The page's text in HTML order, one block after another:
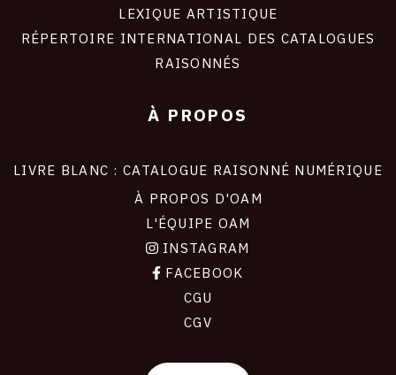
LEXIQUE ARTISTIQUE
RÉPERTOIRE INTERNATIONAL DES CATALOGUES
RAISONNÉS
À PROPOS
LIVRE BLANC : CATALOGUE RAISONNÉ NUMÉRIQUE
À PROPOS D'OAM
L'ÉQUIPE OAM
INSTAGRAM
FACEBOOK
CGU
CGV